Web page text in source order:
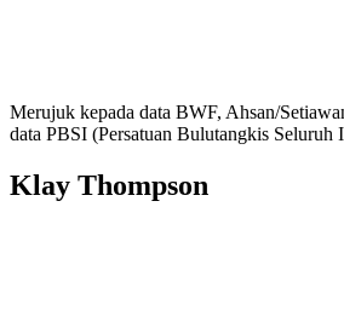
Merujuk kepada data BWF, Ahsan/
data PBSI (Persatuan Bulutangkis
Klay Thompson